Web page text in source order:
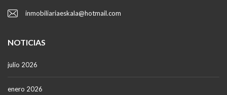
inmobiliariaeskala@hotmail.com
NOTICIAS
julio 2026
enero 2026